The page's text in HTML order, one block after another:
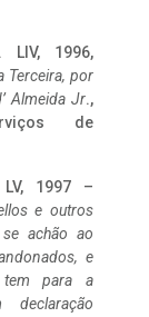
LIV, 1996,
Terceira, por
Almeida Jr.,
de
1997 –
e outros
achão ao
e
tem para a